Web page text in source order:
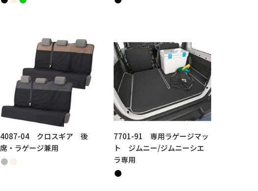
4087-04 クロスギア 後
席・ラゲージ兼用
7701-91 専用ラゲージマッ
ト ジムニー/ジムニーシエ
ラ専用